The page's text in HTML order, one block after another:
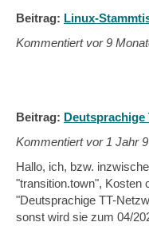
Beitrag: Linux-
Kommentiert vor9
Beitrag: Deutsprachige
Kommentiert vor 1 Jahr
Hallo, ich, bzw.
"transition.town", Kosten
"Deutsprachige TT-
sonst wird sie zum 04/